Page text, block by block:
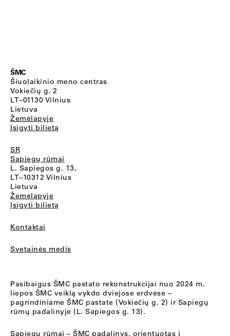
ŠMC
Šiuolaikinio meno centras
Vokiečių g. 2
LT–01130 Vilnius
Lietuva
Žemėlapyje
Įsigyti bilietą
SR
Sapiegų rūmai
L. Sapiegos g. 13,
LT–10312 Vilnius
Lietuva
Žemėlapyje
Įsigyti bilietą
Kontaktai
Svetainės medis
Pasibaigus ŠMC pastato rekonstrukcijai nuo 2024 m.
liepos ŠMC veiklą vykdo dviejose erdvėse –
pagrindiniame ŠMC pastate (Vokiečių g. 2) ir Sapiegų
rūmų padalinyje (L. Sapiegos g. 13).
Sapiegų rūmai – ŠMC padalinys, orientuotas į